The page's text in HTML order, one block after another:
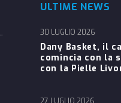
ULTIME NEWS
Dany Basket, il
comincia con la
con la Pielle
30 LUGLIO 2026